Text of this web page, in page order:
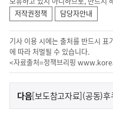
저작권정책
담당자안내
기사 이용 시에는 출처를 반드시 표
에 따라 처벌될 수 있습니다.
<자료출처=정책브리핑
이
전
다음기